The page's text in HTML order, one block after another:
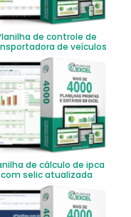
de controle de
de veículos
de cálculo de ipca
com selic atualizada